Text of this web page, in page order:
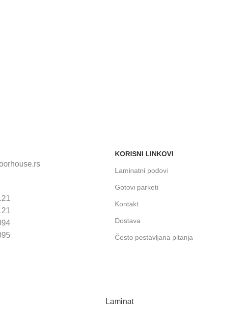
KORISNI LINKOVI
Laminatni podovi
Gotovi parketi
Kontakt
Dostava
Često postavljana pitanja
Laminat